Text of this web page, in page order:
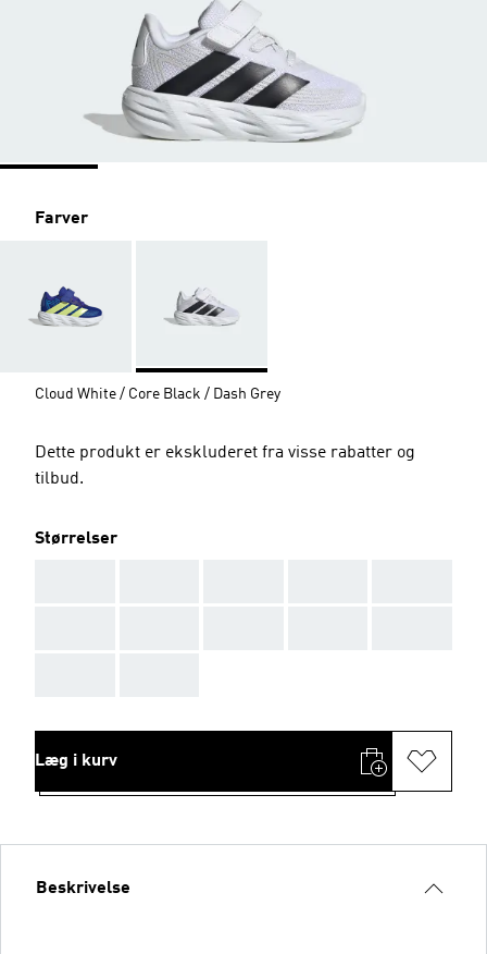
Farver
Cloud White / Core Black / Dash Grey
Dette produkt er ekskluderet fra visse rabatter og
tilbud.
Størrelser
Læg i kurv
Beskrivelse